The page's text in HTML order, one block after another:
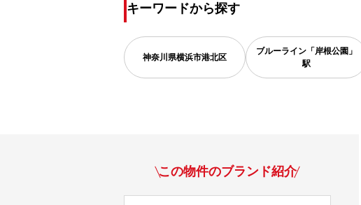
キーワードから探す
神奈川県横浜市港北区
ブルーライン「岸根公園」
駅
この物件のブランド紹介